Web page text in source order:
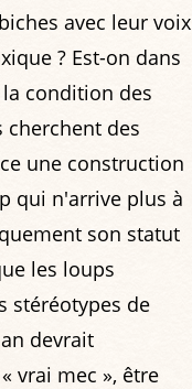
avec leur voix
? Est-on dans
condition des
cherchent des
une construction
qui n'arrive plus à
son statut
les loups
stéréotypes de
devrait
vrai mec », être